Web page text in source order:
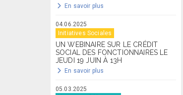
En savoir plus
04.06.2025
Initiatives Sociales
UN WEBINAIRE SUR LE CRÉDIT
SOCIAL DES FONCTIONNAIRES LE
JEUDI 19 JUIN À 13H
En savoir plus
05.03.2025